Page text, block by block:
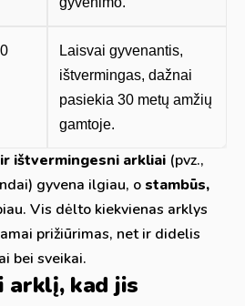
Laisvai gyvenantis,
ištvermingas, dažnai
pasiekia 30 metų amžių
gamtoje.
ištvermingesni arkliai (pvz.,
gyvena ilgiau, o stambūs,
Vis dėlto kiekvienas arklys
prižiūrimas, net ir didelis
bei sveikai.
arklį, kad jis